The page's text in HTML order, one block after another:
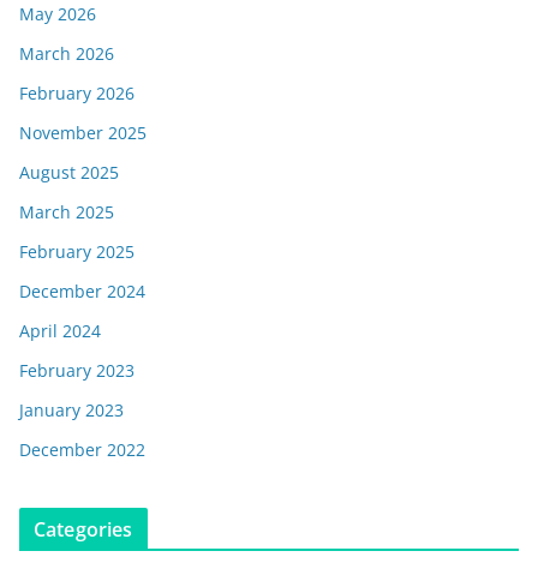
May 2026
March 2026
February 2026
November 2025
August 2025
March 2025
February 2025
December 2024
April 2024
February 2023
January 2023
December 2022
Categories